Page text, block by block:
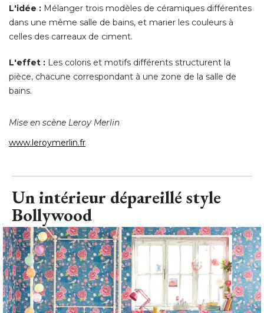
L'idée : Mélanger trois modèles de céramiques différentes
dans une même salle de bains, et marier les couleurs à
celles des carreaux de ciment.
L'effet : Les coloris et motifs différents structurent la
pièce, chacune correspondant à une zone de la salle de
bains.
Mise en scène Leroy Merlin
www.leroymerlin.fr
Un intérieur dépareillé style
Bollywood